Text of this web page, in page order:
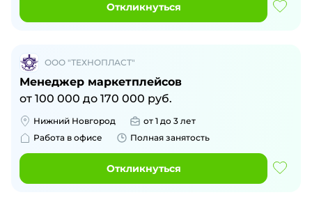
Откликнуться
ООО "ТЕХНОПЛАСТ"
Менеджер маркетплейсов
от 100 000 до 170 000 руб.
Нижний Новгород
от 1 до 3 лет
Работа в офисе
Полная занятость
Откликнуться